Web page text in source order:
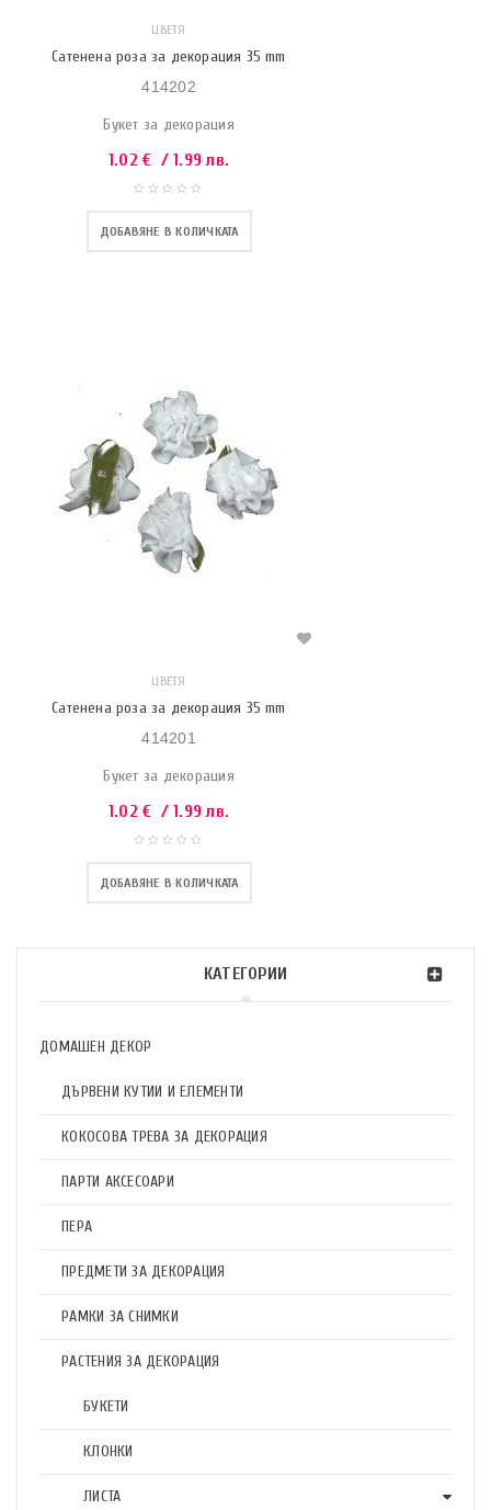
КАТЕГОРИИ
ДОМАШЕН ДЕКОР
ДЪРВЕНИ КУТИИ И ЕЛЕМЕНТИ
КОКОСОВА ТРЕВА ЗА ДЕКОРАЦИЯ
ПАРТИ АКСЕСОАРИ
ПЕРА
ПРЕДМЕТИ ЗА ДЕКОРАЦИЯ
РАМКИ ЗА СНИМКИ
РАСТЕНИЯ ЗА ДЕКОРАЦИЯ
БУКЕТИ
КЛОНКИ
ЛИСТА
ЦВЕТЯ
Сатенена роза за декорация 35 mm
414202
Букет за декорация
1.02€ / 1.99 лв.
ДОБАВЯНЕ В КОЛИЧКАТА
ЦВЕТЯ
Сатенена роза за декорация 35 mm
414201
Букет за декорация
1.02€ / 1.99 лв.
ДОБАВЯНЕ В КОЛИЧКАТА